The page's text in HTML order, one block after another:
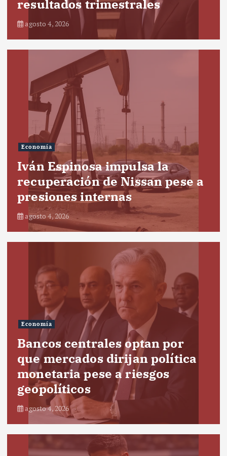
resultados trimestrales
agosto 4, 2026
Economía
Iván Espinosa impulsa la
recuperación de Nissan pese a
presiones internas
agosto 4, 2026
Economía
Bancos centrales optan por
que mercados dirijan política
monetaria pese a riesgos
geopolíticos
agosto 4, 2026